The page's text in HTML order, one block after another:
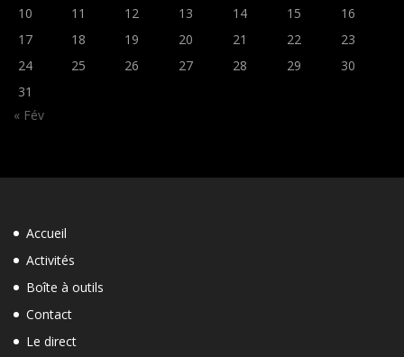
10
11 12 13 14 15
16
17
18 19 20 21 22
23
24
25 26 27 28 29
30
31
« Fév
Accueil
Activités
Boîte à outils
Contact
Le direct